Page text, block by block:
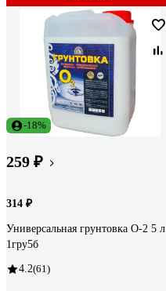
-18%
259 ₽
314 ₽
Универсальная грунтовка О-2 5 л
1гру5б
4.2(61)